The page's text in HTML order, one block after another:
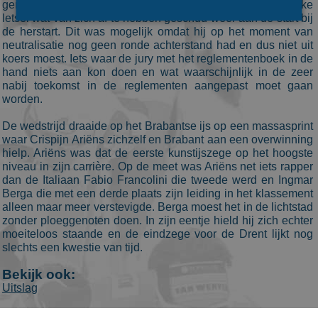
genoeg stond deze zelfde rijder echter na het lichamelijke
letsel wat van zich af te hebben geschud weer aan de start bij
de herstart. Dit was mogelijk omdat hij op het moment van
neutralisatie nog geen ronde achterstand had en dus niet uit
koers moest. Iets waar de jury met het reglementenboek in de
hand niets aan kon doen en wat waarschijnlijk in de zeer
nabij toekomst in de reglementen aangepast moet gaan
worden.
De wedstrijd draaide op het Brabantse ijs op een massasprint
waar Crispijn Ariëns zichzelf en Brabant aan een overwinning
hielp. Ariëns was dat de eerste kunstijszege op het hoogste
niveau in zijn carrière. Op de meet was Ariëns net iets rapper
dan de Italiaan Fabio Francolini die tweede werd en Ingmar
Berga die met een derde plaats zijn leiding in het klassement
alleen maar meer verstevigde. Berga moest het in de lichtstad
zonder ploeggenoten doen. In zijn eentje hield hij zich echter
moeiteloos staande en de eindzege voor de Drent lijkt nog
slechts een kwestie van tijd.
Bekijk ook:
Uitslag
Bezoekersgegevens Gerichte advertenties
Prestatiecookies worden gebruikt om te zien hoe
bezoekers de website gebruiken, bijv. analytische
Naam
Aanbieder/
Domein
Vervaldatum
_ga
Google LLC
.schaatspeloton.nl
1 jaar 1
maand
This cookie
name is
asssociated
with Google
Universal
Analytics -
which is a
significant
update to